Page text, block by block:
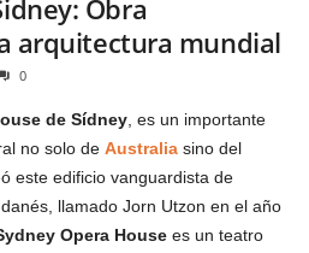
Obra
arquitectura mundial
0
de Sídney, es un importante
no solo de Australia sino del
este edificio vanguardista de
llamado Jorn Utzon en el año
Opera House es un teatro